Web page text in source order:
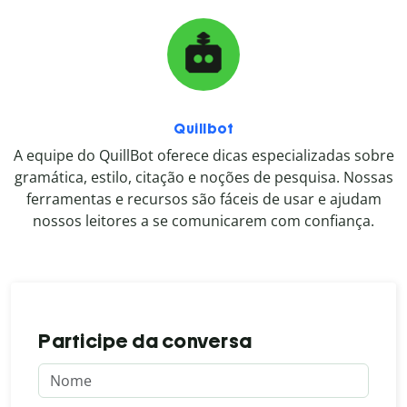
Quillbot
A equipe do QuillBot oferece dicas especializadas sobre
gramática, estilo, citação e noções de pesquisa. Nossas
ferramentas e recursos são fáceis de usar e ajudam
nossos leitores a se comunicarem com confiança.
Participe da conversa